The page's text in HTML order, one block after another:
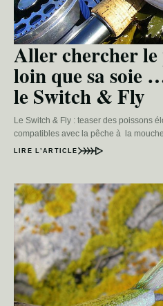
Aller chercher le
loin que sa soie
le Switch & Fly
Le Switch & Fly : teaser des poissons
compatibles avec la pêche à la
LIRE L’ARTICLE